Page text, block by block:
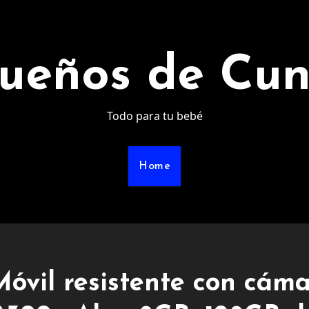
de
Todo para tu bebé
Home
resistente con